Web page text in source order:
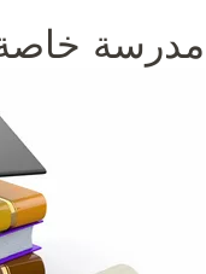
مدرسة خاصة